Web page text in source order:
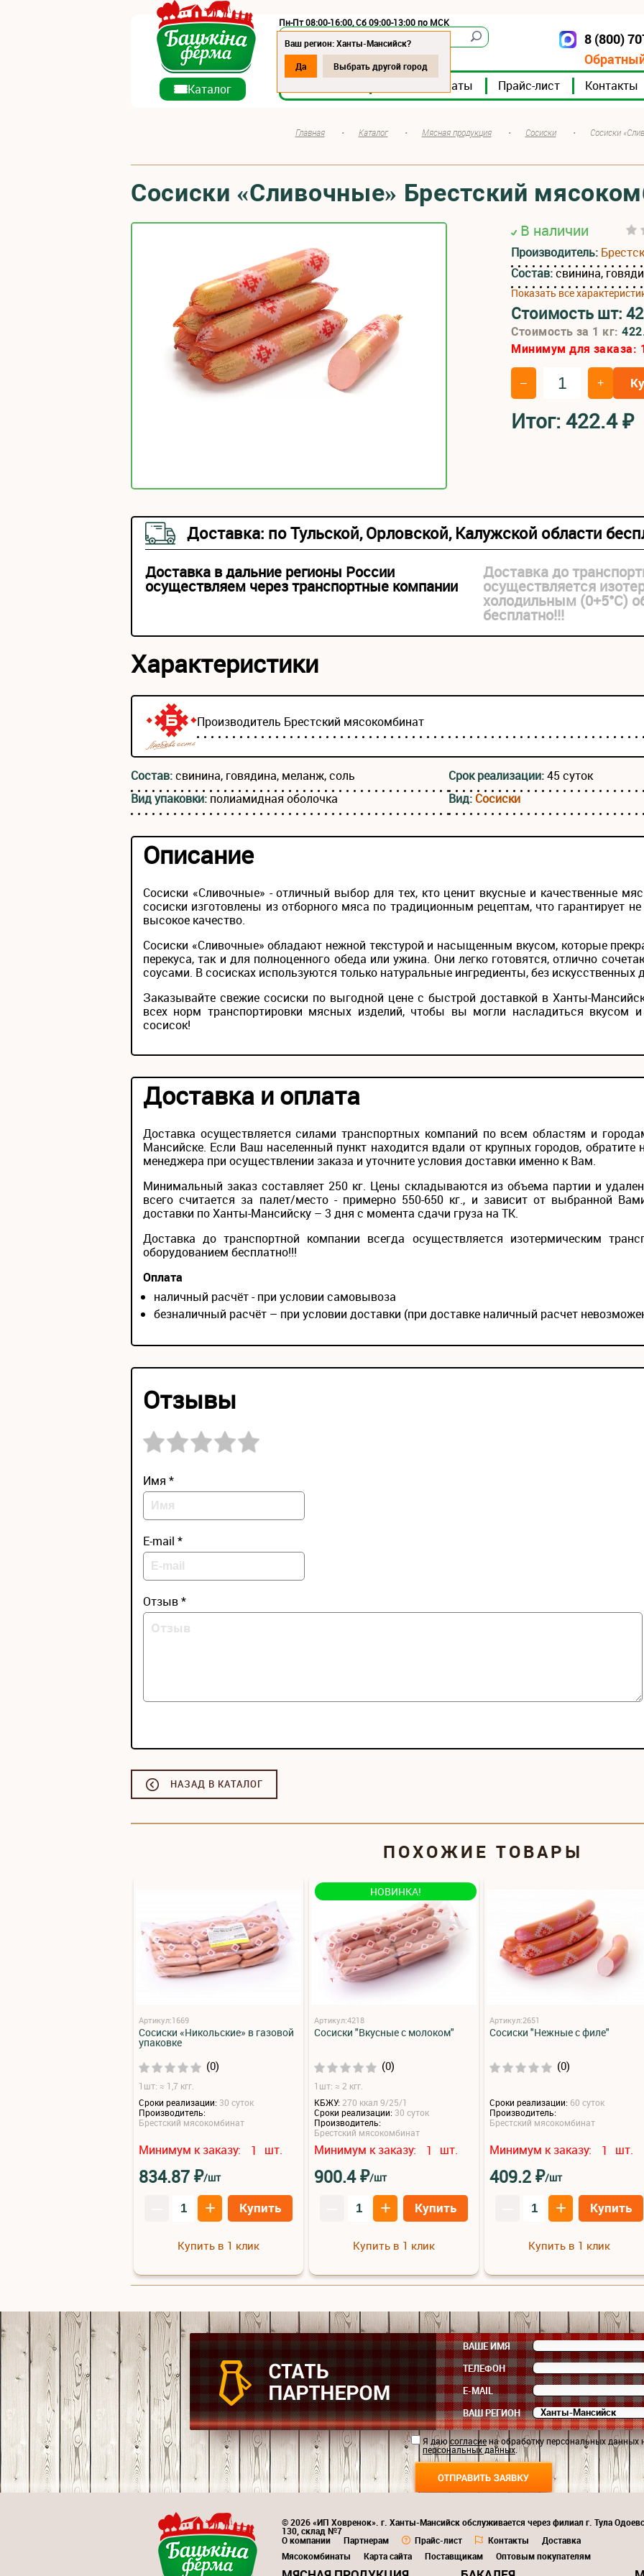
Пн-Пт 08:00-16:00, Сб 09:00-13:00 по МСК
Мясокомбинаты Прайс-лист Контакты
8 (800)
Ваш регион: Ханты-Мансийск?
Да
Выбрать другой город
Каталог
Главная • Каталог • Мясная продукция • Сосиски • Сосиски
Сосиски «Сливочные» Брестский
В наличии
Производитель:
Состав:свинина,
Показать все
Стоимость шт:
Стоимость за 1 кг:
Минимум для заказа:
– +
Итог:422.4₽
Доставка: по Тульской, Орловской, Калужской области
Доставка в дальние регионы России
осуществляем через транспортные компании
Доставка до
осуществляется
холодильным (0+5°С)
бесплатно!!!
Характеристики
Производитель Брестский мясокомбинат
Состав:свинина, говядина, меланж, соль Срок реализации:45 суток
Вид упаковки: полиамидная оболочка Вид: Сосиски
Описание
Сосиски «Сливочные» - отличный выбор для тех, кто ценит вкусные и качественные
сосиски изготовлены из отборного мяса по традиционным рецептам, что гарантирует
высокое качество.
Сосиски «Сливочные» обладают нежной текстурой и насыщенным вкусом, которые
перекуса, так и для полноценного обеда или ужина. Они легко готовятся, отлично
соусами. В сосисках используются только натуральные ингредиенты, без искусственных
Заказывайте свежие сосиски по выгодной цене с быстрой доставкой в Ханты-
всех норм транспортировки мясных изделий, чтобы вы могли насладиться вкусом
сосисок!
Доставка и оплата
Доставка осуществляется силами транспортных компаний по всем областям и
Мансийске. Если Ваш населенный пункт находится вдали от крупных городов, обратите
менеджера при осуществлении заказа и уточните условия доставки именно к Вам.
Минимальный заказ составляет 250 кг. Цены складываются из объема партии и
всего считается за палет/место - примерно 550-650 кг., и зависит от выбранной
доставки по Ханты-Мансийску – 3 дня с момента сдачи груза на ТК.
Доставка до транспортной компании всегда осуществляется изотермическим
оборудованием бесплатно!!!
Оплата
наличный расчёт - при условии самовывоза
безналичный расчёт – при условии доставки (при доставке наличный расчет
Отзывы
Имя *
E-mail *
Отзыв *
НАЗАД В КАТАЛОГ
ПОХОЖИЕ ТОВАРЫ
Артикул:1669
Сосиски «Никольские» в газовой
упаковке
(0)
1шт: ≈ 1,7 кгг.
Сроки реализации: 30 суток
Производитель:
Брестский мясокомбинат
Минимум к заказу: 1 шт.
834.87₽/шт
+ Купить
Купить в 1 клик
НОВИНКА!
Артикул:4218
Сосиски "Вкусные с молоком"
(0)
1шт: ≈ 2 кгг.
КБЖУ: 270 ккал 9/25/1
Сроки реализации: 30 суток
Производитель:
Брестский мясокомбинат
Минимум к заказу: 1 шт.
900.4₽/шт
+ Купить
Купить в 1 клик
Артикул:2651
Сосиски "Нежные с филе"
(0)
Сроки реализации: 60 суток
Производитель:
Брестский мясокомбинат
Минимум к заказу: 1 шт.
409.2₽/шт
+ Купить
Купить в 1 клик
ВАШЕ ИМЯ
ТЕЛЕФОН
E-MAIL
ВАШ РЕГИОН
Я даюсогласиена обработку персональных данных
персональных данных
© 2026 «ИП Ховренок». г. Ханты-Мансийск обслуживается через филиал г. Тула
130, склад №7
О компании
Партнерам Прайс-лист Контакты
Доставка
Мясокомбинаты
Карта сайта Поставщикам Оптовым покупателям